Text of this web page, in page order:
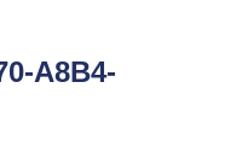
A8B4-